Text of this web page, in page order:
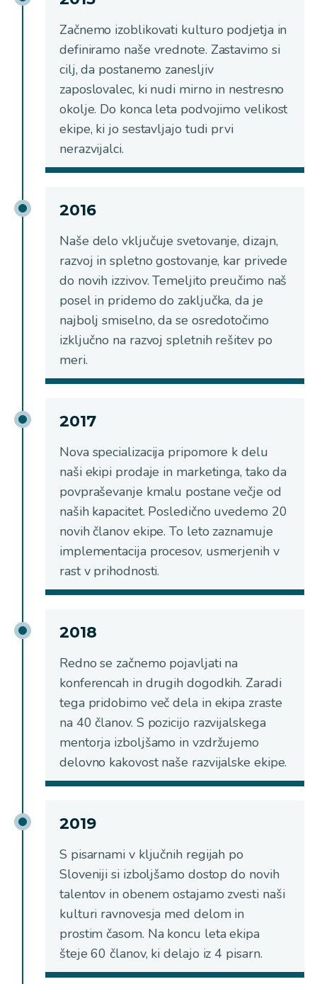
Začnemo izoblikovati kulturo podjetja in
definiramo naše vrednote. Zastavimo si
cilj, da postanemo zanesljiv
zaposlovalec, ki nudi mirno in nestresno
okolje. Do konca leta podvojimo velikost
ekipe, ki jo sestavljajo tudi prvi
nerazvijalci.
2016
Naše delo vključuje svetovanje, dizajn,
razvoj in spletno gostovanje, kar privede
do novih izzivov. Temeljito preučimo naš
posel in pridemo do zaključka, da je
najbolj smiselno, da se osredotočimo
izključno na razvoj spletnih rešitev po
meri.
2017
Nova specializacija pripomore k delu
naši ekipi prodaje in marketinga, tako da
povpraševanje kmalu postane večje od
naših kapacitet. Posledično uvedemo 20
novih članov ekipe. To leto zaznamuje
implementacija procesov, usmerjenih v
rast v prihodnosti.
2018
Redno se začnemo pojavljati na
konferencah in drugih dogodkih. Zaradi
tega pridobimo več dela in ekipa zraste
na 40 članov. S pozicijo razvijalskega
mentorja izboljšamo in vzdržujemo
delovno kakovost naše razvijalske ekipe.
2019
S pisarnami v ključnih regijah po
Sloveniji si izboljšamo dostop do novih
talentov in obenem ostajamo zvesti naši
kulturi ravnovesja med delom in
prostim časom. Na koncu leta ekipa
šteje 60 članov, ki delajo iz 4 pisarn.